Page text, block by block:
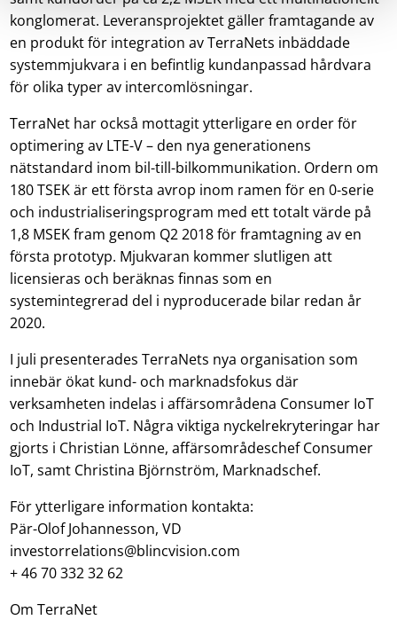
konglomerat. Leveransprojektet gäller framtagande av
en produkt för integration av TerraNets inbäddade
systemmjukvara i en befintlig kundanpassad hårdvara
för olika typer av intercomlösningar.
TerraNet har också mottagit ytterligare en order för
optimering av LTE-V – den nya generationens
nätstandard inom bil-till-bilkommunikation. Ordern om
180 TSEK är ett första avrop inom ramen för en 0-serie
och industrialiseringsprogram med ett totalt värde på
1,8 MSEK fram genom Q2 2018 för framtagning av en
första prototyp. Mjukvaran kommer slutligen att
licensieras och beräknas finnas som en
systemintegrerad del i nyproducerade bilar redan år
2020.
I juli presenterades TerraNets nya organisation som
innebär ökat kund- och marknadsfokus där
verksamheten indelas i affärsområdena Consumer IoT
och Industrial IoT. Några viktiga nyckelrekryteringar har
gjorts i Christian Lönne, affärsområdeschef Consumer
IoT, samt Christina Björnström, Marknadschef.
För ytterligare information kontakta:
Pär-Olof Johannesson, VD
investorrelations@blincvision.com
+ 46 70 332 32 62
Om TerraNet